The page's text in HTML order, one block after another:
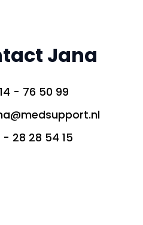
Jana
- 76 50 99
- 28 28 54 15